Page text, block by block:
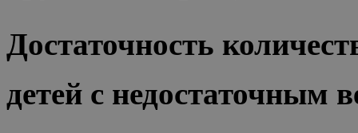
Достаточность
детей с недостаточным